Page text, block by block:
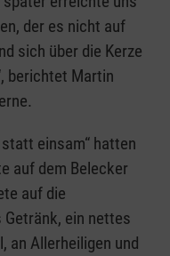
der es nicht auf
sich über die Kerze
berichtet Martin
einsam“ hatten
auf dem Belecker
auf die
ein nettes
an Allerheiligen und